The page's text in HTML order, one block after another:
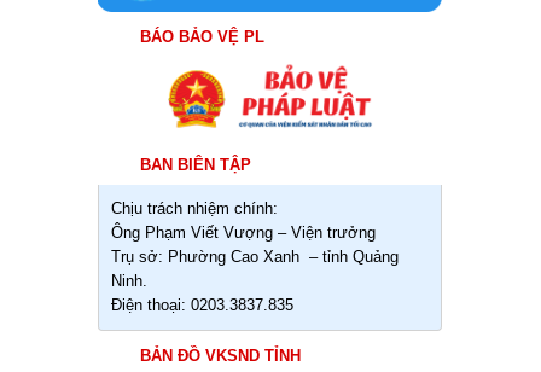
BÁO BẢO VỆ PL
BAN BIÊN TẬP
Chịu trách nhiệm chính:
Ông Phạm Viết Vượng – Viện trưởng
Trụ sở: Phường Cao Xanh – tỉnh Quảng
Ninh.
Điện thoại: 0203.3837.835
BẢN ĐỒ VKSND TỈNH